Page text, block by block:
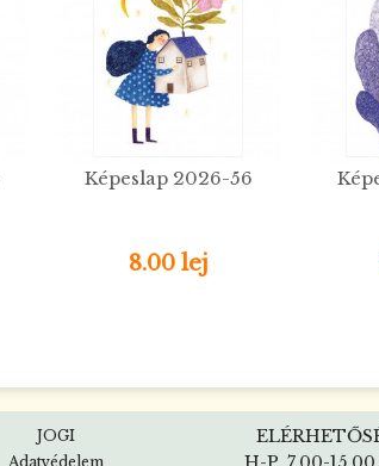
Képeslap 2026-56
8.00 lej
JOGI
Adatvédelem